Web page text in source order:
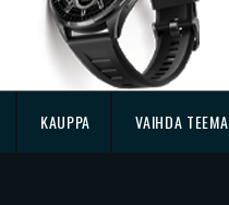
KAUPPA VAIHDA TEEMA